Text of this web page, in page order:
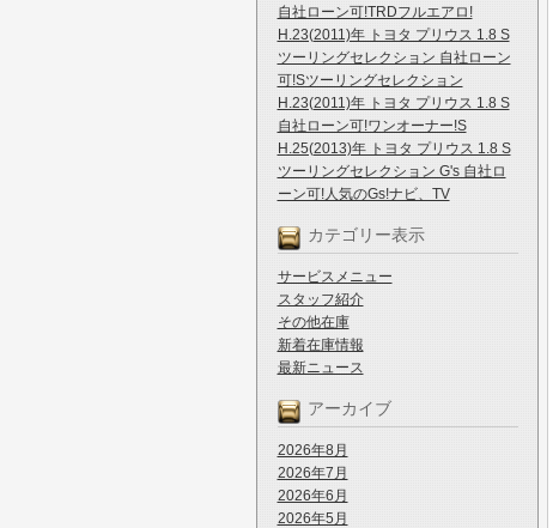
自社ローン可!TRDフルエアロ!
H.23(2011)年 トヨタ プリウス 1.8 S
ツーリングセレクション 自社ローン
可!Sツーリングセレクション
H.23(2011)年 トヨタ プリウス 1.8 S
自社ローン可!ワンオーナー!S
H.25(2013)年 トヨタ プリウス 1.8 S
ツーリングセレクション G's 自社ロ
ーン可!人気のGs!ナビ、TV
カテゴリー表示
サービスメニュー
スタッフ紹介
その他在庫
新着在庫情報
最新ニュース
アーカイブ
2026年8月
2026年7月
2026年6月
2026年5月